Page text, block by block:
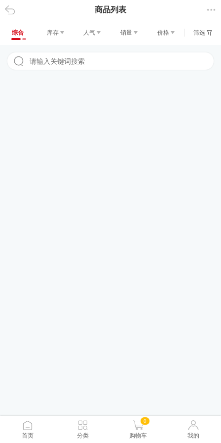
返回 商品列表
综合 库存 人气 销量 价格 筛选
首页 分类
0
购物车 我的